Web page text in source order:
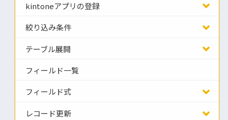
kintoneアプリの登録
絞り込み条件
テーブル展開
フィールド一覧
フィールド式
レコード更新